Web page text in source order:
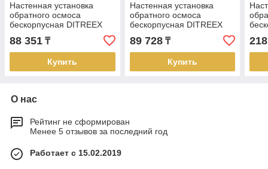
Настенная установка
обратного осмоса
бескорпусная DITREEX
RO50-A3QF (ручной
режим, 11л.)
88 351 ₸
Купить
Настенная установка
обратного осмоса
бескорпусная DITREEX
RO50-D1 (контроллер,
авто режим, 12л.)
89 728₸
Купить
без
О нас
Рейтинг не сформирован
Менее 5 отзывов за последний год
Работает с 15.02.2019